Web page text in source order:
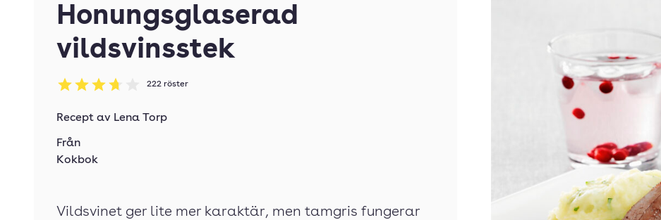
Honungsglaserad
vildsvinsstek
Betyg: 3.72 av 5
222 röster
Recept av Lena Torp
Från
Kokbok
Vildsvinet ger lite mer karaktär, men tamgris fungerar